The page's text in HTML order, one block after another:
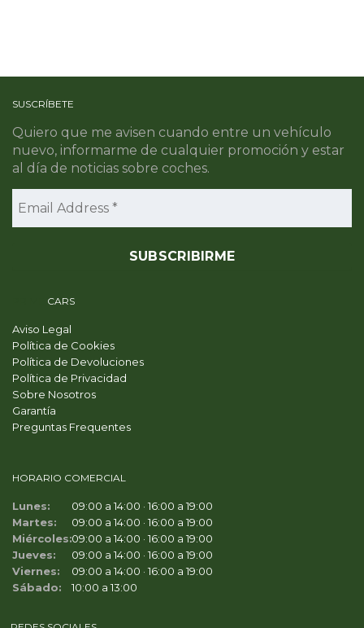
SUSCRÍBETE
Quiero que me avisen cuando entre un vehículo
nuevo, informarme de cualquier promoción y estar
al día de noticias sobre coches.
CARS
Aviso Legal
Política de Cookies
Política de Devoluciones
Política de Privacidad
Sobre Nosotros
Garantía
Preguntas Frequentes
HORARIO COMERCIAL
Lunes:
09:00 a 14:00 · 16:00 a 19:00
Martes:
09:00 a 14:00 · 16:00 a 19:00
Miércoles:09:00 a 14:00 · 16:00 a 19:00
Jueves:
09:00 a 14:00 · 16:00 a 19:00
Viernes:
09:00 a 14:00 · 16:00 a 19:00
Sábado:
10:00 a 13:00